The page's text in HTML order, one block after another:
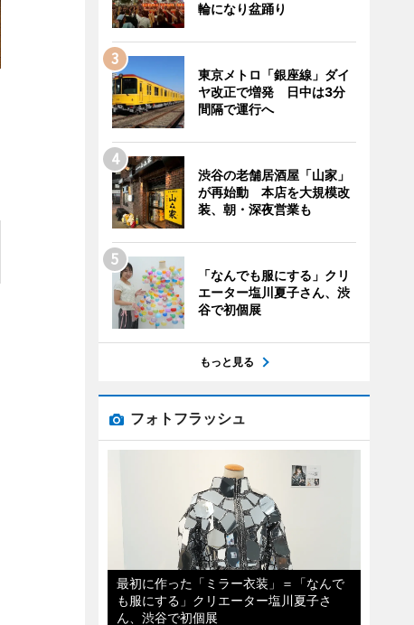
輪になり盆踊り
東京メトロ「銀座線」ダイ
ヤ改正で増発 日中は3分
間隔で運行へ
渋谷の老舗居酒屋「山家」
が再始動 本店を大規模改
装、朝・深夜営業も
「なんでも服にする」クリ
エーター塩川夏子さん、渋
谷で初個展
もっと見る
フォトフラッシュ
最初に作った「ミラー衣装」＝「なんで
も服にする」クリエーター塩川夏子さ
ん、渋谷で初個展